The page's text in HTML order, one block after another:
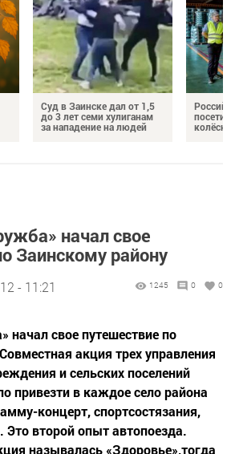
Суд в Заинске дал от 1,5
до 3 лет семи хулиганам
за нападение на людей
начал свое
Заинскому району
- 11:21 1245 0 0
начал свое путешествие по
акция трех управления
и сельских поселений
привезти в каждое село района
концерт, спортсостязания,
Это второй опыт автопоезда.
называлась «Здоровье»,тогда